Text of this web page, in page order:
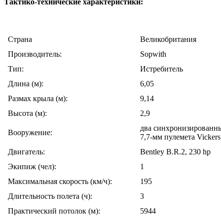
Тактико-технические характеристики:
Cтрана
Великобритания
Производитель:
Sopwith
Тип:
Истребитель
Длина (м):
6,05
Размах крыла (м):
9,14
Высота (м):
2,9
Вооружение:
два
7,7-мм пулемета Vickers
Двигатель:
Bentley B.R.2, 230 hp
Экипиж (чел):
1
Максимальная скорость (км/ч):
195
Длительность полета (ч):
3
Практический потолок (м):
5944